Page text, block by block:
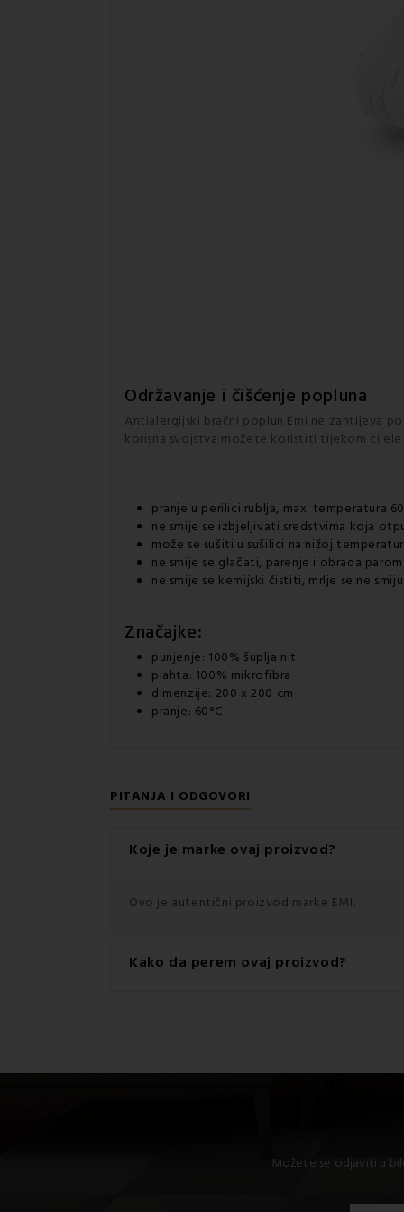
Održavanje i čišćenje popluna
Antialergijski bračni poplun Emi ne zahtijeva
korisna svojstva možete koristiti tijekom
pranje u perilici rublja, max. temperatura
ne smije se izbjeljivati sredstvima koja
može se sušiti u sušilici na nižoj
ne smije se glačati, parenje i obrada
ne smije se kemijski čistiti, mrlje se ne
Značajke:
punjenje: 100% šuplja nit
plahta: 100% mikrofibra
dimenzije: 200 x 200 cm
pranje: 60°C
PITANJA I ODGOVORI
Koje je marke ovaj proizvod?
Ovo je autentični proizvod marke EMI.
Kako da perem ovaj proizvod?
Možete se odjaviti u